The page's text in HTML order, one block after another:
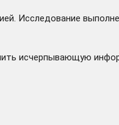
Исследование
исчерпывающую